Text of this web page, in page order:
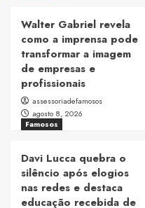
Walter Gabriel revela
como a imprensa pode
transformar a imagem
de empresas e
profissionais
assessoriadefamosos
agosto 8, 2026
Famosos
Davi Lucca quebra o
silêncio após elogios
nas redes e destaca
educação recebida de